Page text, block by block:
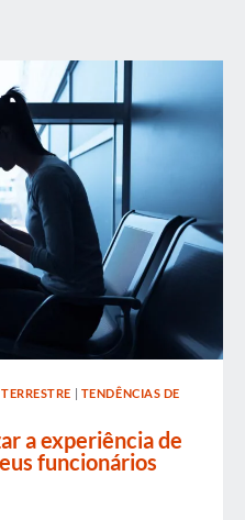
| TENDÊNCIAS DE
a experiência de
funcionários